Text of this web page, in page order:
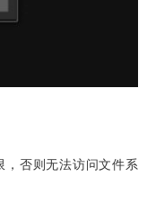
否则无法访问文件系